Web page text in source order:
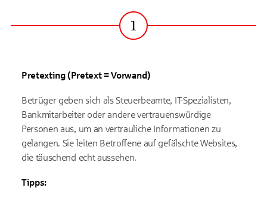
Schritt
1
Pretexting (Pretext = Vorwand)
Betrüger geben sich als Steuerbeamte, IT-Spezialisten,
Bankmitarbeiter oder andere vertrauenswürdige
Personen aus, um an vertrauliche Informationen zu
gelangen. Sie leiten Betroffene auf gefälschte Websites,
die täuschend echt aussehen.
Tipps: